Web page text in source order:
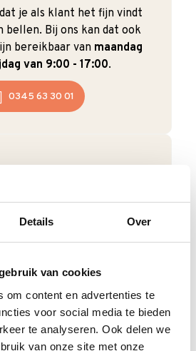
Details Over
van cookies
om content en advertenties te
voor social media te bieden
te analyseren. Ook delen we
van onze site met onze
je als klant het fijn vindt
bellen. Bij ons kan dat ook
bereikbaar van maandag
van 9:00 - 17:00.
0345 63 30 01
onze producten zorgvuldig
hergebruikt karton en
helemaalgratis verzonden